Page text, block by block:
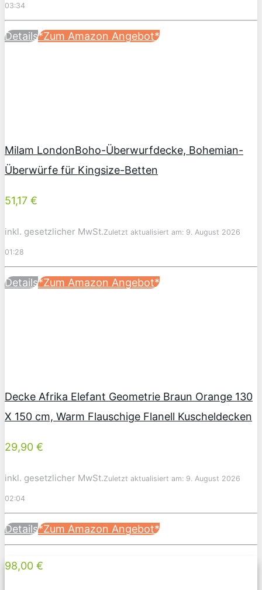
03:34
Details*Zum Amazon Angebot*
Milam LondonBoho-Überwurfdecke, Bohemian-
Überwürfe für Kingsize-Betten
51,17 €
inkl. gesetzlicher MwSt.Zuletzt aktualisiert am: 9. August 2026
01:28
Details*Zum Amazon Angebot*
Decke Afrika Elefant Geometrie Braun Orange 130
X 150 cm, Warm Flauschige Flanell Kuscheldecken
29,90 €
inkl. gesetzlicher MwSt.Zuletzt aktualisiert am: 9. August 2026
02:04
Details*Zum Amazon Angebot*
98,00 €